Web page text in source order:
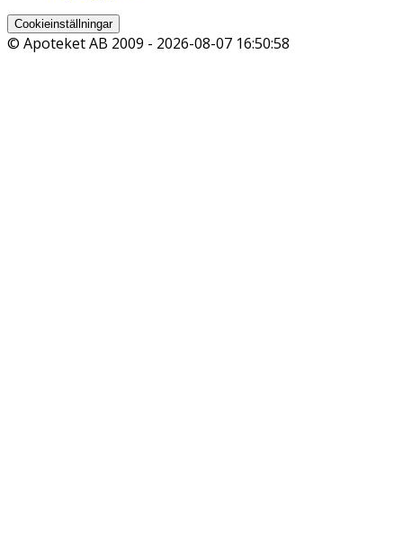
Cookieinställningar
© Apoteket AB 2009 - 2026-08-07 16:50:58